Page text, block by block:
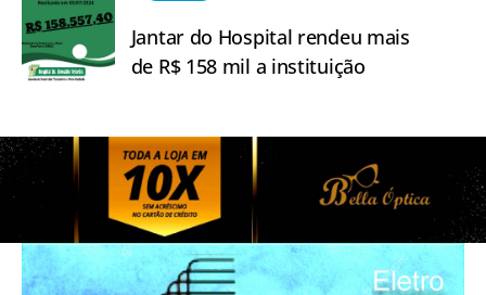
Jantar do Hospital rendeu mais
de R$ 158 mil a instituição